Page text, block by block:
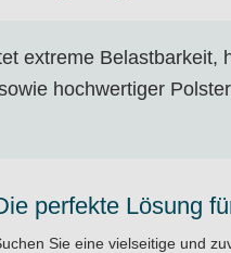
extreme Belastbarkeit,
hochwertiger
perfekte Lösung
Sie eine vielseitige und